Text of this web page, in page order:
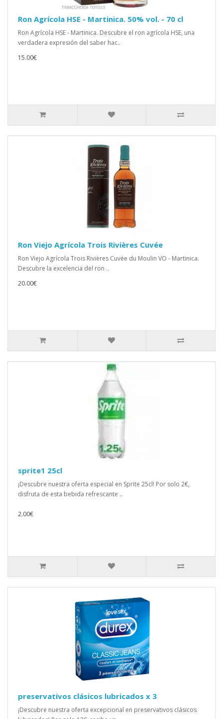
Ron Agrícola HSE - Martinica. 50% vol. - 70 cl
Ron Agrícola HSE - Martinica. Descubre el ron agrícola HSE, una
verdadera expresión del saber hac..
15.00€
Ron Viejo Agrícola Trois Rivières Cuvée
Ron Viejo Agrícola Trois Rivières Cuvée du Moulin VO - Martinica.
Descubre la excelencia del ron ..
20.00€
sprite1 25cl
¡Descubre nuestra oferta especial en Sprite 25cl! Por solo 2€,
disfruta de esta bebida refrescante ..
2.00€
preservativos clásicos lubricados x 3
¡Descubre nuestra oferta excepcional en preservativos clásicos